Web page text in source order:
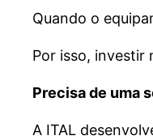
Quando o
Por isso, investir
Precisa de uma
A ITAL